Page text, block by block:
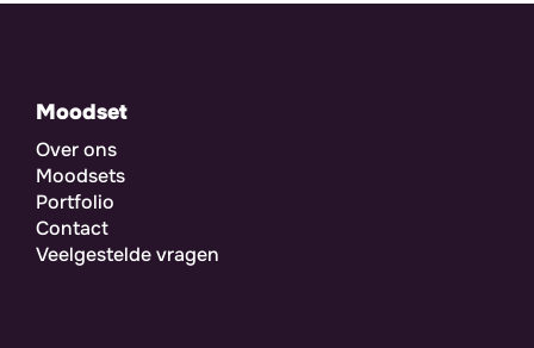
Moodset
Over ons
Moodsets
Portfolio
Contact
Veelgestelde vragen